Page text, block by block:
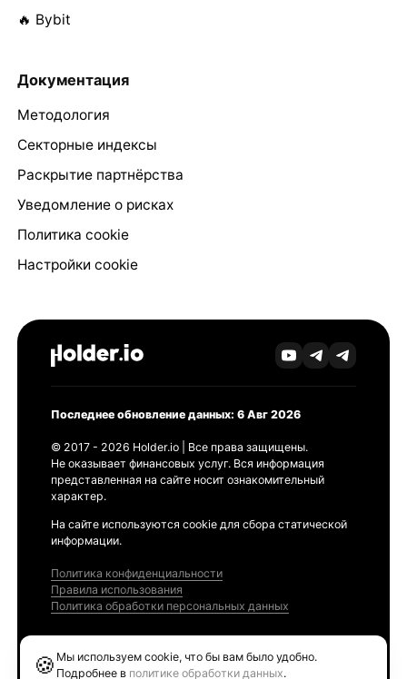
🔥 Bybit
Документация
Методология
Секторные индексы
Раскрытие партнёрства
Уведомление о рисках
Политика cookie
Настройки cookie
Последнее обновление данных: 6 Авг 2026
© 2017 - 2026 Holder.io | Все права защищены.
Не оказывает финансовых услуг. Вся информация
представленная на сайте носит ознакомительный
характер.
На сайте используются cookie для сбора статической
информации.
Политика конфиденциальности
Правила использования
Политика обработки персональных данных
🍪 Мы используем cookie, что бы вам было удобно.
Подробнее в политике обработки данных.
Ethereum GAS Tracker